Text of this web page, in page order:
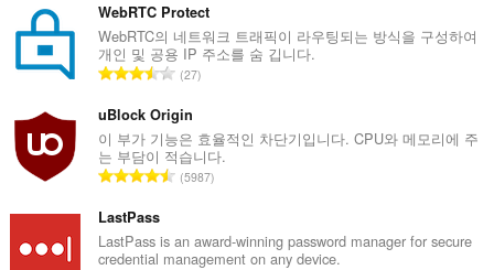
급
수
:
WebRTC Protect
WebRTC의 네트워크 트래픽이 라우팅되는 방식을 구성하여
개인 및 공용 IP 주소를 숨 깁니다.
총
급
수
:
27
uBlock Origin
이 부가 기능은 효율적인 차단기입니다. CPU와 메모리에 주
는 부담이 적습니다.
총
수
:
5987
LastPass
LastPass is an award-winning password manager for secure
credential management on any device.